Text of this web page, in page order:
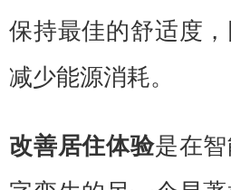
保持最佳的舒适度
减少能源消耗。
改善居住体验是在